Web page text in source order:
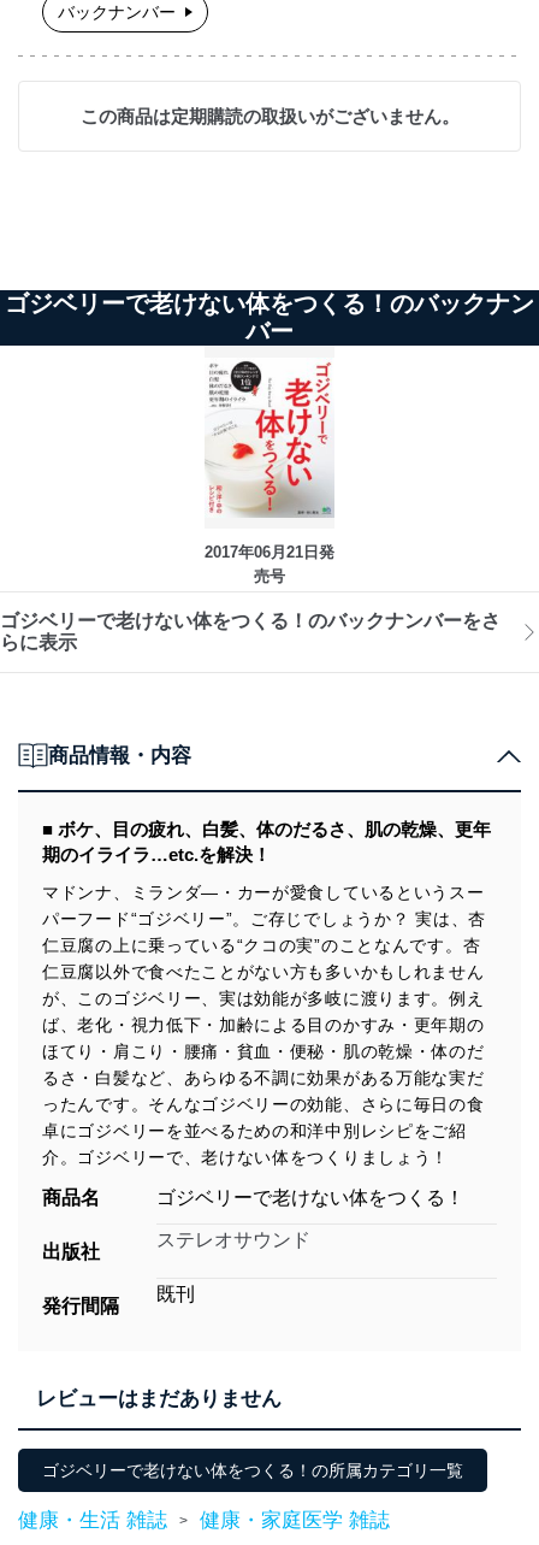
バックナンバー
この商品は定期購読の取扱いがございません。
ゴジベリーで老けない体をつくる！のバックナン
バー
2017年06月21日発
売号
ゴジベリーで老けない体をつくる！のバックナンバーをさ
らに表示
商品情報・内容
■ ボケ、目の疲れ、白髪、体のだるさ、肌の乾燥、更年
期のイライラ…etc.を解決！
マドンナ、ミランダ―・カーが愛食しているというスー
パーフード“ゴジベリー”。ご存じでしょうか？ 実は、杏
仁豆腐の上に乗っている“クコの実”のことなんです。杏
仁豆腐以外で食べたことがない方も多いかもしれません
が、このゴジベリー、実は効能が多岐に渡ります。例え
ば、老化・視力低下・加齢による目のかすみ・更年期の
ほてり・肩こり・腰痛・貧血・便秘・肌の乾燥・体のだ
るさ・白髪など、あらゆる不調に効果がある万能な実だ
ったんです。そんなゴジベリーの効能、さらに毎日の食
卓にゴジベリーを並べるための和洋中別レシピをご紹
介。ゴジベリーで、老けない体をつくりましょう！
商品名 ゴジベリーで老けない体をつくる！
出版社
ステレオサウンド
発行間隔
既刊
レビューはまだありません
ゴジベリーで老けない体をつくる！の所属カテゴリ一覧
健康・生活 雑誌 > 健康・家庭医学 雑誌